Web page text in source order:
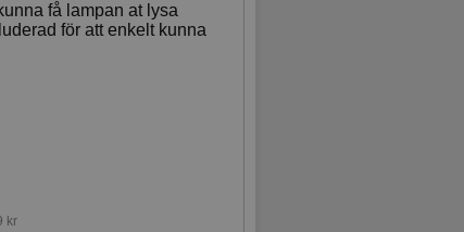
få lampan at lysa
för att enkelt kunna
kr